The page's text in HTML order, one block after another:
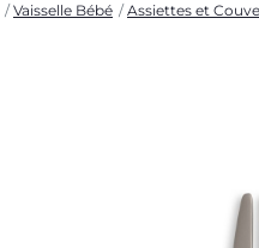
Vaisselle Bébé Assiettes et